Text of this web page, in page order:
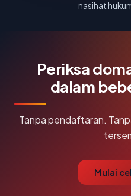
nasihat
Periksa
dalam
Tanpa pendaftaran.
Mulai